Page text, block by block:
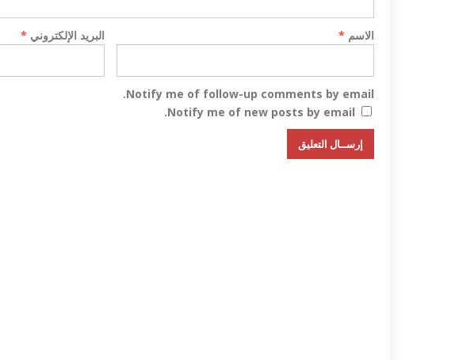
الاسم * البريد الإلكتروني *
Notify me of follow-up comments by email.
Notify me of new posts by email.